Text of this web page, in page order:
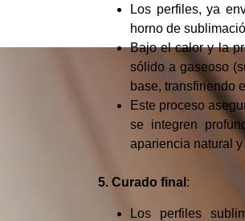
Los perfiles, ya
horno de
Bajo el calor y la
sólido a gaseoso
base, transfiriendo
Este proceso
se integren
apariencia natural y
5. Curado final :
Los perfiles